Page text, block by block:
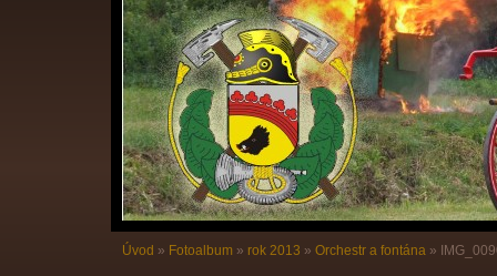
Úvod » Fotoalbum » rok 2013 » Orchestr a fontána »